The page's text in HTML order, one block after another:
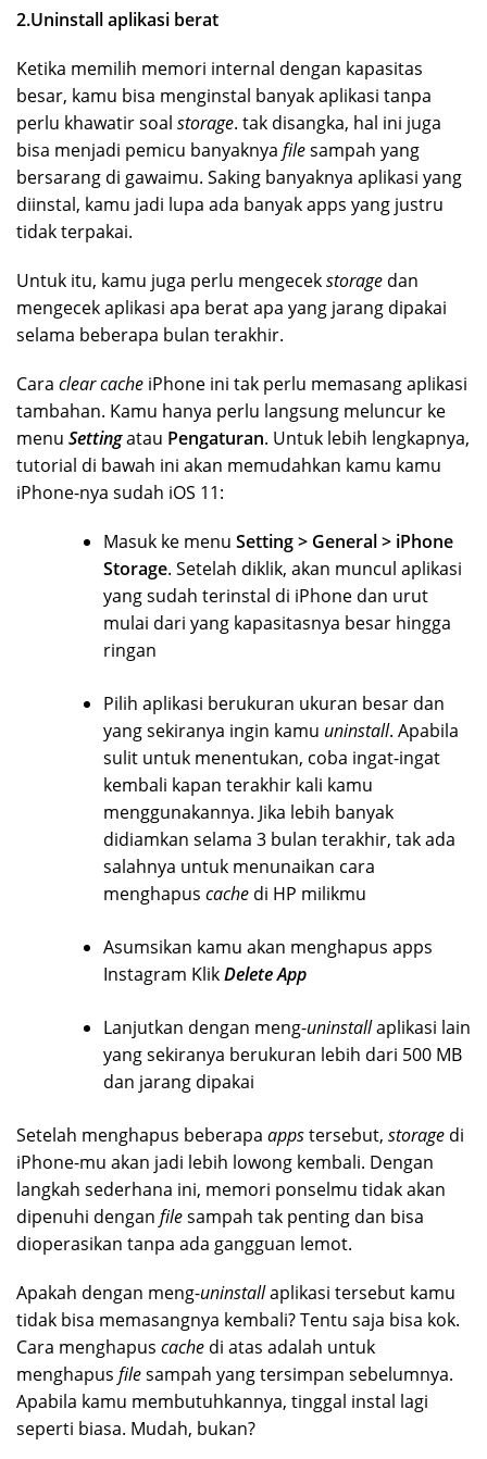
2.Uninstall aplikasi berat
Ketika memilih memori internal dengan kapasitas
besar, kamu bisa menginstal banyak aplikasi tanpa
perlu khawatir soal storage. tak disangka, hal ini juga
bisa menjadi pemicu banyaknya filesampah yang
bersarang di gawaimu. Saking banyaknya aplikasi yang
diinstal, kamu jadi lupa ada banyak apps yang justru
tidak terpakai.
Untuk itu, kamu juga perlu mengecekstorage dan
mengecek aplikasi apa berat apa yang jarang dipakai
selama beberapa bulan terakhir.
Cara clear cache iPhone ini tak perlu memasang aplikasi
tambahan. Kamu hanya perlu langsung meluncur ke
menu Settingatau Pengaturan. Untuk lebih lengkapnya,
tutorial di bawah ini akan memudahkan kamu kamu
iPhone-nya sudah iOS 11:
Masuk ke menu Setting > General > iPhone
Storage. Setelah diklik, akan muncul aplikasi
yang sudah terinstal di iPhone dan urut
mulai dari yang kapasitasnya besar hingga
ringan
Pilih aplikasi berukuran ukuran besar dan
yang sekiranya ingin kamu uninstall. Apabila
sulit untuk menentukan, coba ingat-ingat
kembali kapan terakhir kali kamu
menggunakannya. Jika lebih banyak
didiamkan selama 3 bulan terakhir, tak ada
salahnya untuk menunaikan cara
menghapus cache di HP milikmu
Asumsikan kamu akan menghapus apps
Instagram KlikDelete App
Lanjutkan dengan meng-uninstallaplikasi lain
yang sekiranya berukuran lebih dari 500 MB
dan jarang dipakai
Setelah menghapus beberapa appstersebut, storage di
iPhone-mu akan jadi lebih lowong kembali. Dengan
langkah sederhana ini, memori ponselmu tidak akan
dipenuhi dengan filesampah tak penting dan bisa
dioperasikan tanpa ada gangguan lemot.
Apakah dengan meng-uninstallaplikasi tersebut kamu
tidak bisa memasangnya kembali? Tentu saja bisa kok.
Cara menghapus cache di atas adalah untuk
menghapus filesampah yang tersimpan sebelumnya.
Apabila kamu membutuhkannya, tinggal instal lagi
seperti biasa. Mudah, bukan?